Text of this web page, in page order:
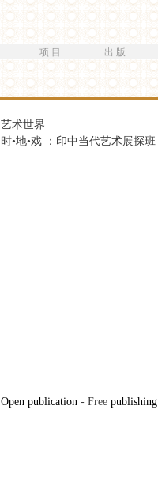
主
要
内
项 目 出 版
艺术世界
时•地•戏 ：印中当代艺术展探班
Open publication - Free publishing